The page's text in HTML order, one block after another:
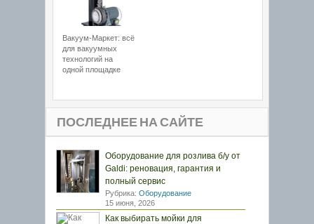
Вакуум-Маркет: всё
для вакуумных
технологий на
одной площадке
ПОСЛЕДНЕЕ НА САЙТЕ
Оборудование для розлива б/у от
Galdi: реновация, гарантия и
полный сервис
Рубрика: Оборудование
15 июня, 2026
Как выбирать мойки для